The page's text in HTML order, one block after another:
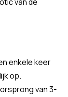
enkele keer
op.
van 3-